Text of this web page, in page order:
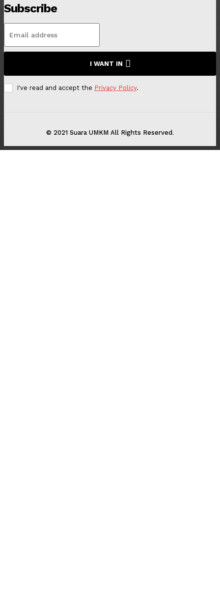
Subscribe
I WANT IN
I've read and accept the Privacy Policy.
© 2021 Suara UMKM All Rights Reserved.